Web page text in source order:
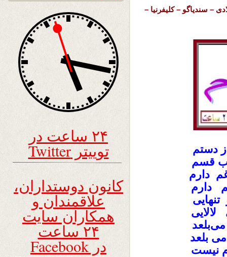
6 دلو 1402 خورشیدی – 26 جنوری 2024 میلادی – سندیاگو – کلیفرنیا –
دستم
قسم
دارم
دارم
بلعد
نیست
۲۴ ساعت در
توییتر Twitter
کانون دوستداران،
علاقمندان و
همکاران سایت
۲۴ ساعت
در Facebook